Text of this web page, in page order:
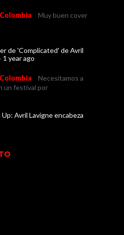
Muy buen cover
de 'Complicated' de Avril
· 1 year ago
Necesitamos a
un festival por
Avril Lavigne encabeza